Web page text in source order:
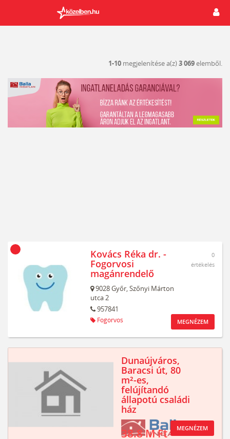
1-10 megjelenítése a(z)3 069elemből.
Kovács Réka dr. -
Fogorvosi
magánrendelő
9028Győr,Szőnyi Márton
utca 2
957841
Fogorvos
0
értékelés
MEGNÉZEM
Dunaújváros,
Baracsi út, 80
m²-es,
felújítandó
állapotú családi
ház
38.8 M Ft MEGNÉZEM